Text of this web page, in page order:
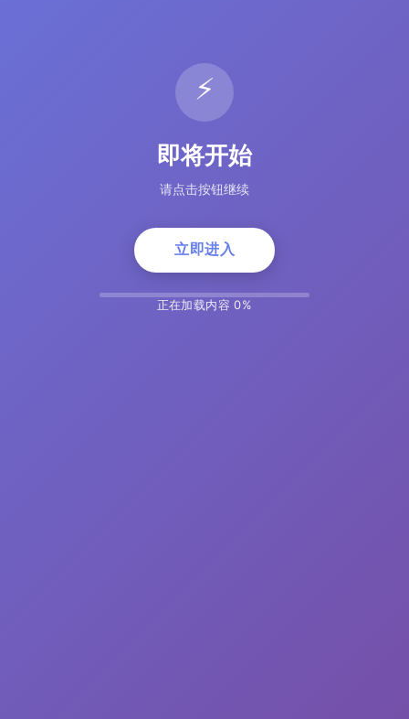
⚡
即将开始
请点击按钮继续
立即进入
正在加载内容 5%